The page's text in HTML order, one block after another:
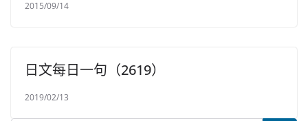
2015/09/14
日文每日一句（2619）
2019/02/13